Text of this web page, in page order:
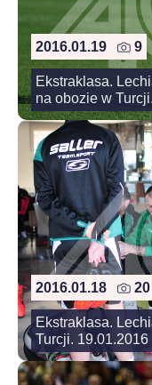
2016.01.19 9
Ekstraklasa.
na obozie w
2016.01.18 20
Ekstraklasa.
Turcji. 19.01.2016